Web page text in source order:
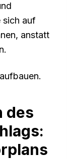
sich auf
anstatt
des